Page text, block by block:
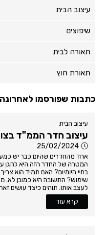
עיצוב הבית
שיפוצים
תאורה לבית
תאורת חוץ
כתבות שפורסמו לאחרונה
עיצוב הבית
עיצוב חדר הממ"ד
25/02/2024
אחד מהחדרים שהיום כבר יש
המטרה של החדר הזה היא להגן
בחיי היומיום? האם תמיד הוא
שימוש? התשובה היא כמובן לא.
לעצב אותו. תוהים כיצד עושים
קרא עוד